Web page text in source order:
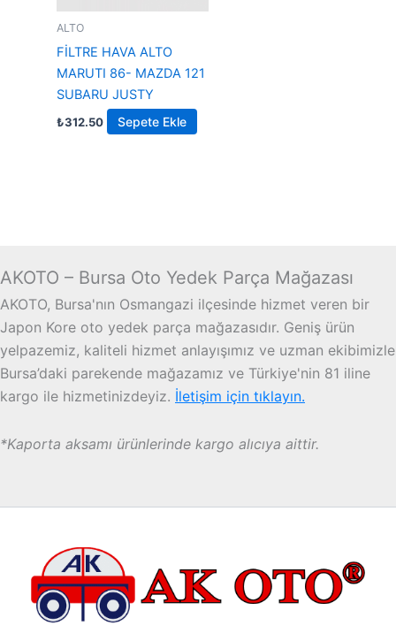
ALTO
FİLTRE HAVA ALTO
MARUTI 86- MAZDA 121
SUBARU JUSTY
₺312.50 Sepete Ekle
AKOTO – Bursa Oto Yedek Parça Mağazası
AKOTO, Bursa'nın Osmangazi ilçesinde hizmet veren bir
Japon Kore oto yedek parça mağazasıdır. Geniş ürün
yelpazemiz, kaliteli hizmet anlayışımız ve uzman ekibimizle
Bursa’daki parekende mağazamız ve Türkiye'nin 81 iline
kargo ile hizmetinizdeyiz. İletişim için tıklayın.
*Kaporta aksamı ürünlerinde kargo alıcıya aittir.